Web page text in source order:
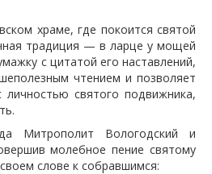
храме, где покоится святой
традиция — в ларце у мощей
с цитатой его наставлений,
чтением и позволяет
личностью святого подвижника,
Митрополит Вологодский и
молебное пение святому
слове к собравшимся: